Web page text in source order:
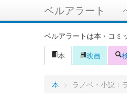
ベルアラート
ベルアラートは本・コミ
本
映画
本 > ラノベ・小説：